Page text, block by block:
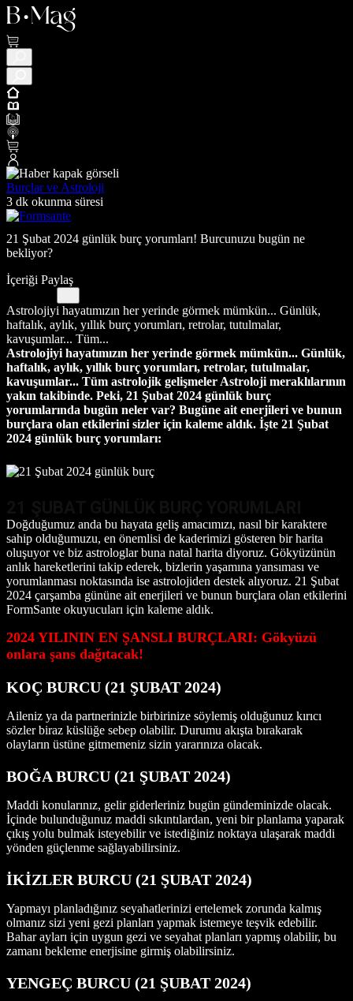
Burçlar ve Astroloji
3 dk okunma süresi
21 Şubat 2024 günlük burç yorumları! Burcunuzu bugün ne
bekliyor?
İçeriği Paylaş
Astrolojiyi hayatımızın her yerinde görmek mümkün... Günlük,
haftalık, aylık, yıllık burç yorumları, retrolar, tutulmalar,
kavuşumlar... Tüm...
Astrolojiyi hayatımızın her yerinde görmek mümkün... Günlük,
haftalık, aylık, yıllık burç yorumları, retrolar, tutulmalar,
kavuşumlar... Tüm astrolojik gelişmeler Astroloji meraklılarının
yakın takibinde. Peki, 21 Şubat 2024 günlük burç
yorumlarında bugün neler var? Bugüne ait enerjileri ve bunun
burçlara olan etkilerini sizler için kaleme aldık. İşte 21 Şubat
2024 günlük burç yorumları:
Doğduğumuz anda bu hayata geliş amacımızı, nasıl bir karaktere
sahip olduğumuzu, en önemlisi de kaderimizi gösteren bir harita
oluşuyor ve biz astrologlar buna natal harita diyoruz. Gökyüzünün
anlık hareketlerini takip ederek, bizlerin yaşamına yansıması ve
yorumlanması noktasında ise astrolojiden destek alıyoruz. 21 Şubat
2024 çarşamba gününe ait enerjileri ve bunun burçlara olan etkilerini
FormSante okuyucuları için kaleme aldık.
2024 YILININ EN ŞANSLI BURÇLARI: Gökyüzü
onlara şans dağıtacak!
KOÇ BURCU (21 ŞUBAT 2024)
Aileniz ya da partnerinizle birbirinize söylemiş olduğunuz kırıcı
sözler biraz küslüğe sebep olabilir. Durumu akışta bırakarak
olayların üstüne gitmemeniz sizin yararınıza olacak.
BOĞA BURCU (21 ŞUBAT 2024)
Maddi konularınız, gelir giderleriniz bugün gündeminizde olacak.
İçinde bulunduğunuz maddi sıkıntılardan, yeni bir planlama yaparak
çıkış yolu bulmak isteyebilir ve istediğiniz noktaya ulaşarak maddi
yönden güçlenme sağlayabilirsiniz.
İKİZLER BURCU (21 ŞUBAT 2024)
Yapmayı planladığınız seyahatlerinizi ertelemek zorunda kalmış
olmanız sizi yeni gezi planları yapmak istemeye teşvik edebilir.
Bahar ayları için uygun gezi ve seyahat planları yapmış olabilir, bu
zamanı bekleme enerjisine girmiş olabilirsiniz.
YENGEÇ BURCU (21 ŞUBAT 2024)